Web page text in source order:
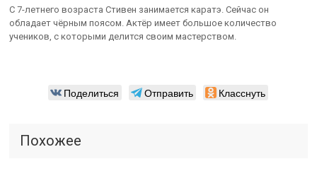
С 7-летнего возраста Стивен занимается каратэ. Сейчас он
обладает чёрным поясом. Актёр имеет большое количество
учеников, с которыми делится своим мастерством.
Поделиться Отправить Класснуть
Похожее